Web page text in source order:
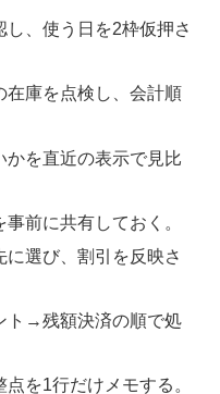
、使う日を2枠仮押さ
在庫を点検し、会計順
かを直近の表示で見比
前に共有しておく。
選び、割引を反映さ
→残額決済の順で処
を1行だけメモする。